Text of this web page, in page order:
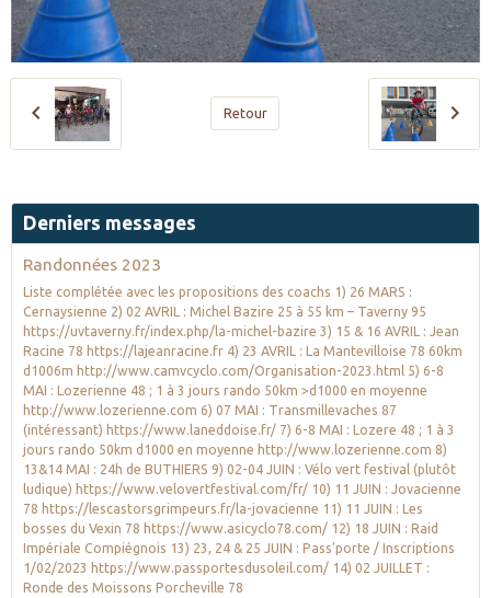
Retour
Derniers messages
Randonnées 2023
Liste complétée avec les propositions des coachs 1) 26 MARS :
Cernaysienne 2) 02 AVRIL : Michel Bazire 25 à 55 km – Taverny 95
https://uvtaverny.fr/index.php/la-michel-bazire 3) 15 & 16 AVRIL : Jean
Racine 78 https://lajeanracine.fr 4) 23 AVRIL : La Mantevilloise 78 60km
d1006m http://www.camvcyclo.com/Organisation-2023.html 5) 6-8
MAI : Lozerienne 48 ; 1 à 3 jours rando 50km >d1000 en moyenne
http://www.lozerienne.com 6) 07 MAI : Transmillevaches 87
(intéressant) https://www.laneddoise.fr/ 7) 6-8 MAI : Lozere 48 ; 1 à 3
jours rando 50km d1000 en moyenne http://www.lozerienne.com 8)
13&14 MAI : 24h de BUTHIERS 9) 02-04 JUIN : Vélo vert festival (plutôt
ludique) https://www.velovertfestival.com/fr/ 10) 11 JUIN : Jovacienne
78 https://lescastorsgrimpeurs.fr/la-jovacienne 11) 11 JUIN : Les
bosses du Vexin 78 https://www.asicyclo78.com/ 12) 18 JUIN : Raid
Impériale Compiégnois 13) 23, 24 & 25 JUIN : Pass’porte / Inscriptions
1/02/2023 https://www.passportesdusoleil.com/ 14) 02 JUILLET :
Ronde des Moissons Porcheville 78